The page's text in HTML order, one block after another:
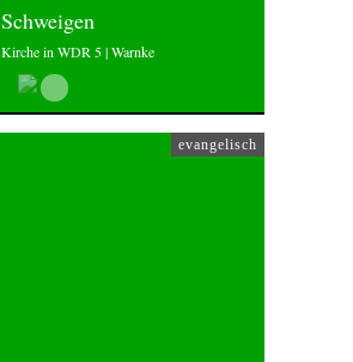
Schweigen
Kirche in WDR 5 | Warnke
evangelisch